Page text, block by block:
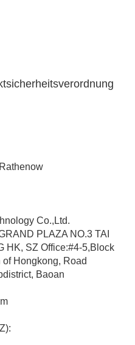
Co.,Ltd.
PLAZA NO.3 TAI
HK, SZ Office:#4-5,Block
Hongkong, Road
Baoan